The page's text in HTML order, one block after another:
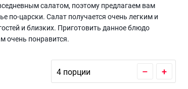
салатом, поэтому предлагаем вам
по-царски. Салат получается очень легким и
и близких. Приготовить данное блюдо
очень понравится.
– +